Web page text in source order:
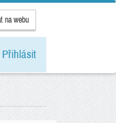
na webu
Přihlásit